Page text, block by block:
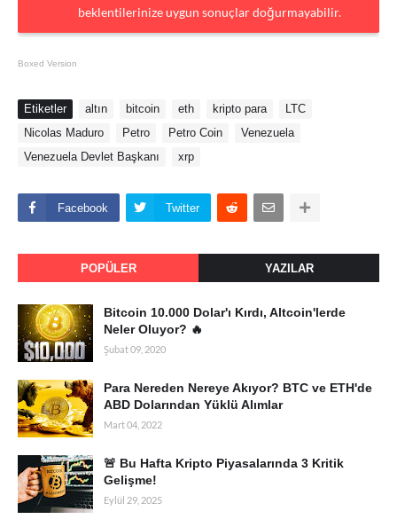
beklentilerinize uygun sonuçlar doğurmayabilir.
Boxed Version
Etiketler altın bitcoin eth kripto para
LTC
Nicolas Maduro
Petro Petro Coin
Venezuela
Venezuela Devlet Başkanı
xrp
Facebook Twitter
POPÜLER YAZILAR
Bitcoin 10.000 Dolar'ı Kırdı, Altcoin'lerde
Neler Oluyor? 🔥
Şubat 09, 2020
Para Nereden Nereye Akıyor? BTC ve ETH'de
ABD Dolarından Yüklü Alımlar
Mart 04, 2022
🚨 Bu Hafta Kripto Piyasalarında 3 Kritik
Gelişme!
Eylül 29, 2025